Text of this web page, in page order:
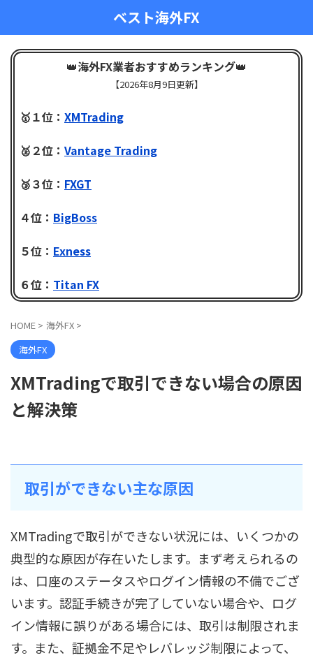
ベスト海外FX
👑海外FX業者おすすめランキング👑
【2026年8月9日更新】
🥇１位： XMTrading
🥈２位： Vantage Trading
🥉３位： FXGT
４位： BigBoss
５位： Exness
６位： Titan FX
HOME > 海外FX >
海外FX
XMTradingで取引できない場合の原因
と解決策
取引ができない主な原因
XMTradingで取引ができない状況には、いくつかの
典型的な原因が存在いたします。まず考えられるの
は、口座のステータスやログイン情報の不備でござ
います。認証手続きが完了していない場合や、ログ
イン情報に誤りがある場合には、取引は制限されま
す。また、証拠金不足やレバレッジ制限によって、